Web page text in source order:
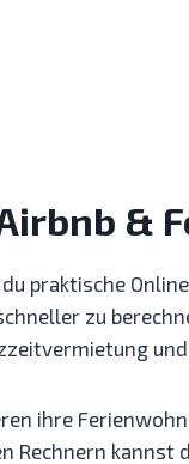
&
praktische
zu
ihre
Rechnern kannst